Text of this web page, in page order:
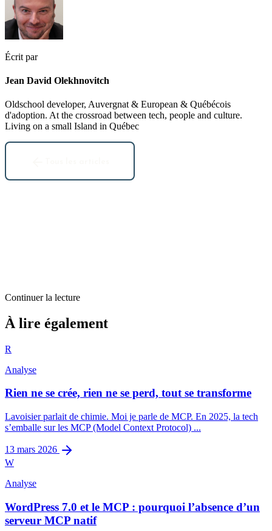
Écrit par
Jean David Olekhnovitch
Oldschool developer, Auvergnat & European & Québécois
d'adoption. At the crossroad between tech, people and culture.
Living on a small Island in Québec
Continuer la lecture
À lire également
R
Analyse
Rien ne se crée, rien ne se perd, tout se transforme
Lavoisier parlait de chimie. Moi je parle de MCP. En 2025, la tech
s’emballe sur les MCP (Model Context Protocol) ...
13 mars 2026
W
Analyse
WordPress 7.0 et le MCP : pourquoi l’absence d’un
serveur MCP natif